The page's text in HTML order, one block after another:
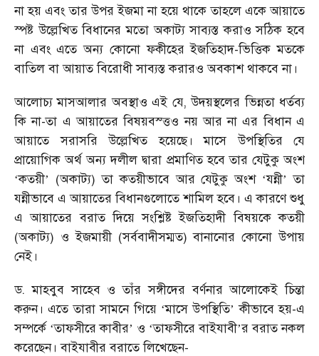
না হয় এবং তার উপর ইজমা না হয়ে থাকে তাহলে একে আয়াতে
স্পষ্ট উল্লেখিত বিধানের মতো অকাট্য সাব্যস্ত করাও সঠিক হবে
না এবং এতে অন্য কোনো ফকীহের ইজতিহাদ-ভিত্তিক মতকে
বাতিল বা আয়াত বিরোধী সাব্যস্ত করারও অবকাশ থাকবে না।
আলোচ্য মাসআলার অবস্থাও এই যে, উদয়স্থলের ভিন্নতা ধর্তব্য
কি না-তা এ আয়াতের বিষয়বস্ত্তও নয় আর না এর বিধান এ
আয়াতে সরাসরি উল্লেখিত হয়েছে। মাসে উপস্থিতির যে
প্রায়োগিক অর্থ অন্য দলীল দ্বারা প্রমাণিত হবে তার যেটুকু অংশ
‘কতয়ী’ (অকাট্য) তা কতয়ীভাবে আর যেটুকু অংশ ‘যন্নী’ তা
যন্নীভাবে এ আয়াতের বিধানগুলোতে শামিল হবে। এ কারণে শুধু
এ আয়াতের বরাত দিয়ে সংশ্লিষ্ট ইজতিহাদী বিষয়কে কতয়ী
(অকাট্য) ও ইজমায়ী (সর্ববাদীসম্মত) বানানোর কোনো উপায়
নেই।
ড. মাহবুব সাহেব ও তাঁর সঙ্গীদের বর্ণনার আলোকেই চিন্তা
করুন। এতে তারা সামনে গিয়ে ‘মাসে উপস্থিতি’ কীভাবে হয়-এ
সম্পর্কে ‘তাফসীরে কাবীর’ ও ‘তাফসীরে বাইযাবী’র বরাত নকল
করেছেন। বাইযাবীর বরাতে লিখেছেন-